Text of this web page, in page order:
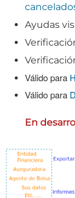
Ayudas
Válido para
Válido para
En